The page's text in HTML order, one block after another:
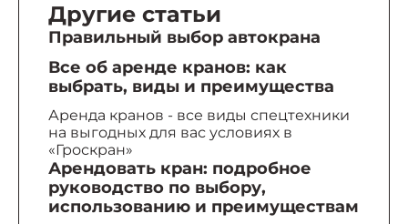
Другие статьи
Правильный выбор автокрана
Все об аренде кранов: как
выбрать, виды и преимущества
Аренда кранов - все виды спецтехники
на выгодных для вас условиях в
«Гроскран»
Арендовать кран: подробное
руководство по выбору,
использованию и преимуществам